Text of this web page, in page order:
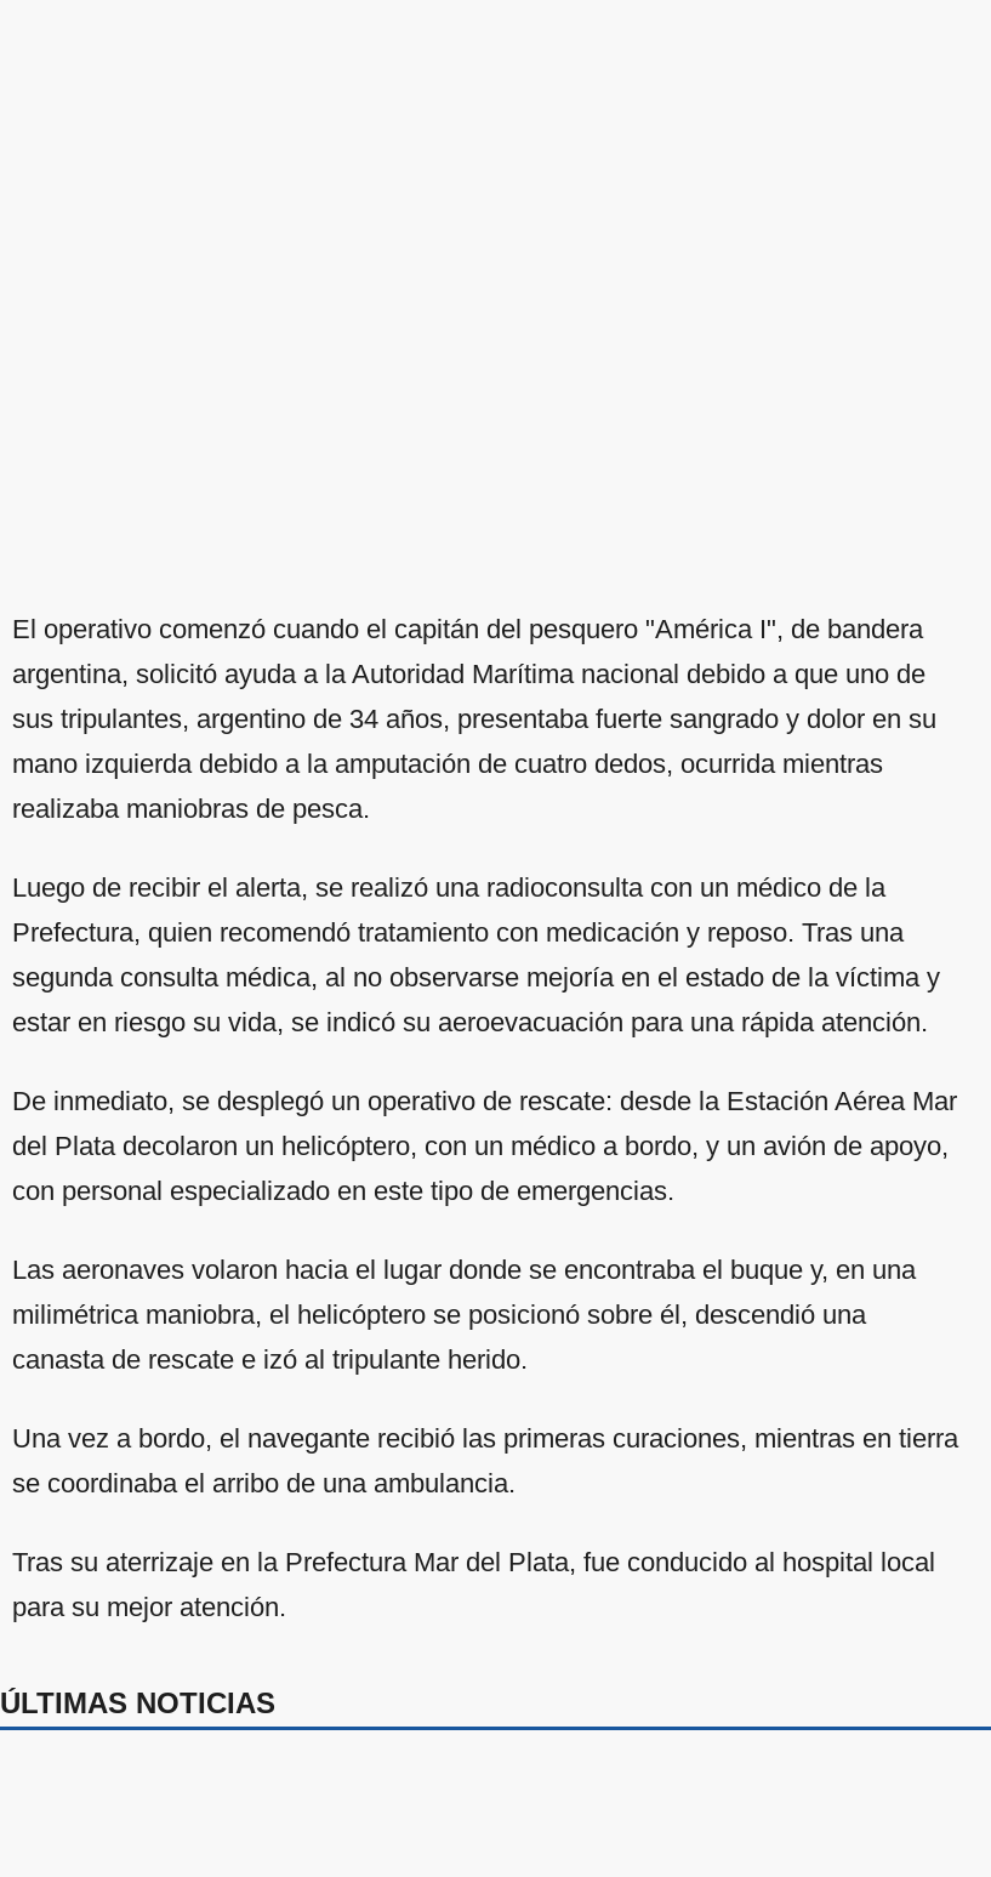
El operativo comenzó cuando el capitán del pesquero "América I", de bandera
argentina, solicitó ayuda a la Autoridad Marítima nacional debido a que uno de
sus tripulantes, argentino de 34 años, presentaba fuerte sangrado y dolor en su
mano izquierda debido a la amputación de cuatro dedos, ocurrida mientras
realizaba maniobras de pesca.
Luego de recibir el alerta, se realizó una radioconsulta con un médico de la
Prefectura, quien recomendó tratamiento con medicación y reposo. Tras una
segunda consulta médica, al no observarse mejoría en el estado de la víctima y
estar en riesgo su vida, se indicó su aeroevacuación para una rápida atención.
De inmediato, se desplegó un operativo de rescate: desde la Estación Aérea Mar
del Plata decolaron un helicóptero, con un médico a bordo, y un avión de apoyo,
con personal especializado en este tipo de emergencias.
Las aeronaves volaron hacia el lugar donde se encontraba el buque y, en una
milimétrica maniobra, el helicóptero se posicionó sobre él, descendió una
canasta de rescate e izó al tripulante herido.
Una vez a bordo, el navegante recibió las primeras curaciones, mientras en tierra
se coordinaba el arribo de una ambulancia.
Tras su aterrizaje en la Prefectura Mar del Plata, fue conducido al hospital local
para su mejor atención.
ÚLTIMAS NOTICIAS